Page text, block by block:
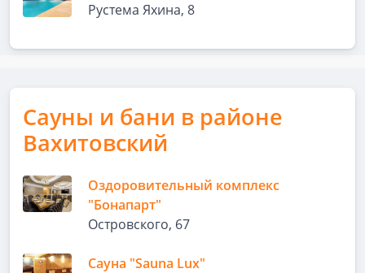
​Рустема Яхина, 8
Сауны и бани в районе
Вахитовский
Оздоровительный комплекс
"Бонапарт"
Островского, 67
Сауна "Sauna Lux"